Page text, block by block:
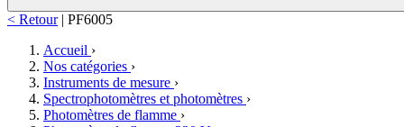
< Retour | PF6005
Accueil ›
Nos catégories ›
Instruments de mesure ›
Spectrophotomètres et photomètres ›
Photomètres de flamme ›